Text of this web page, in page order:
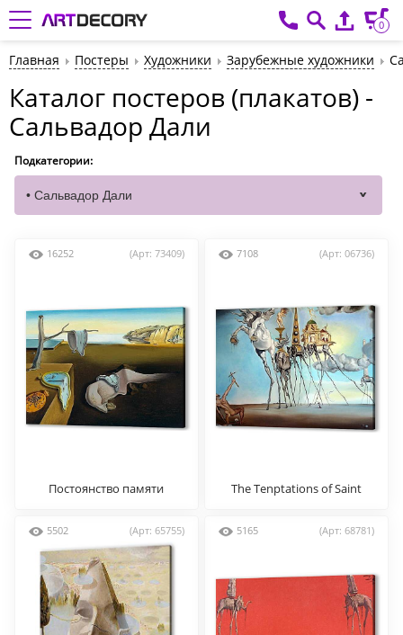
0
Главная Постеры Художники Зарубежные художники
Каталог постеров (плакатов) -
Сальвадор Дали
Подкатегории:
16252 (Арт: 73409)
Постоянство памяти
7108 (Арт: 06736)
The Tenptations of Saint
5502 (Арт: 65755) 5165 (Арт: 68781)